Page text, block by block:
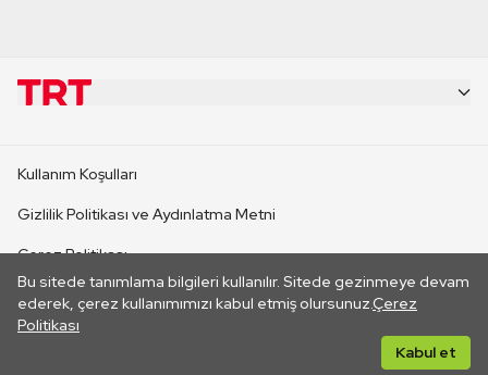
Bu sitede tanımlama bilgileri kullanılır. Sitede gezinmeye devam
ederek, çerez kullanımımızı kabul etmiş olursunuz.Çerez
Politikası
Kabul et
CANLI YAYINLAR
Kullanım Koşulları
Gizlilik Politikası ve Aydınlatma Metni
Çerez Politikası
İletişim
Her hakkı saklıdır. ©2026 TRT. Bağlantı yoluyla gidilen dış